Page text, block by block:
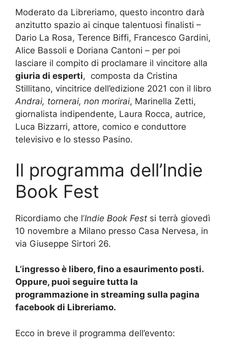
Moderato da Libreriamo, questo incontro darà
anzitutto spazio ai cinque talentuosi finalisti –
Dario La Rosa, Terence Biffi, Francesco Gardini,
Alice Bassoli e Doriana Cantoni – per poi
lasciare il compito di proclamare il vincitore alla
giuria di esperti, composta da Cristina
Stillitano, vincitrice dell’edizione 2021 con il libro
Andrai, tornerai, non morirai, Marinella Zetti,
giornalista indipendente, Laura Rocca, autrice,
Luca Bizzarri, attore, comico e conduttore
televisivo e lo stesso Pasino.
Il programma dell’Indie
Book Fest
Ricordiamo che l’Indie Book Fest si terrà giovedì
10 novembre a Milano presso Casa Nervesa, in
via Giuseppe Sirtori 26.
L’ingresso è libero, fino a esaurimento posti.
Oppure, puoi seguire tutta la
programmazione in streaming sulla pagina
facebook di Libreriamo.
Ecco in breve il programma dell’evento: